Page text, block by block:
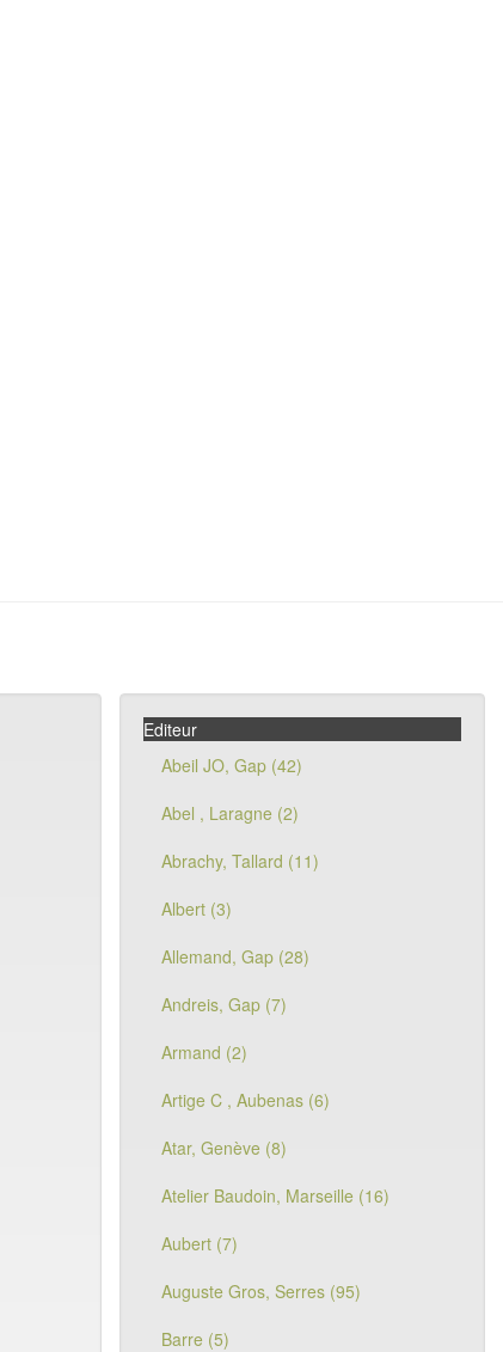
Editeur
Abeil JO, Gap (42)
Abel , Laragne (2)
Abrachy, Tallard (11)
Albert (3)
Allemand, Gap (28)
Andreis, Gap (7)
Armand (2)
Artige C , Aubenas (6)
Atar, Genève (8)
Atelier Baudoin, Marseille (16)
Aubert (7)
Auguste Gros, Serres (95)
Barre (5)